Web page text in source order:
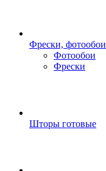
Фрески, фотообои
Фотообои
Фрески
Шторы готовые